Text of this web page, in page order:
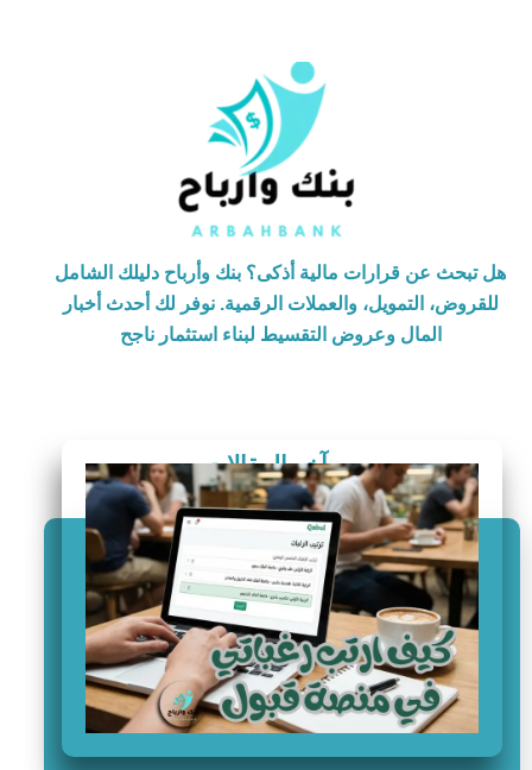
هل تبحث عن قرارات مالية أذكى؟ بنك وأرباح دليلك الشامل
للقروض، التمويل، والعملات الرقمية. نوفر لك أحدث أخبار
المال وعروض التقسيط لبناء استثمار ناجح
آخر المقالات